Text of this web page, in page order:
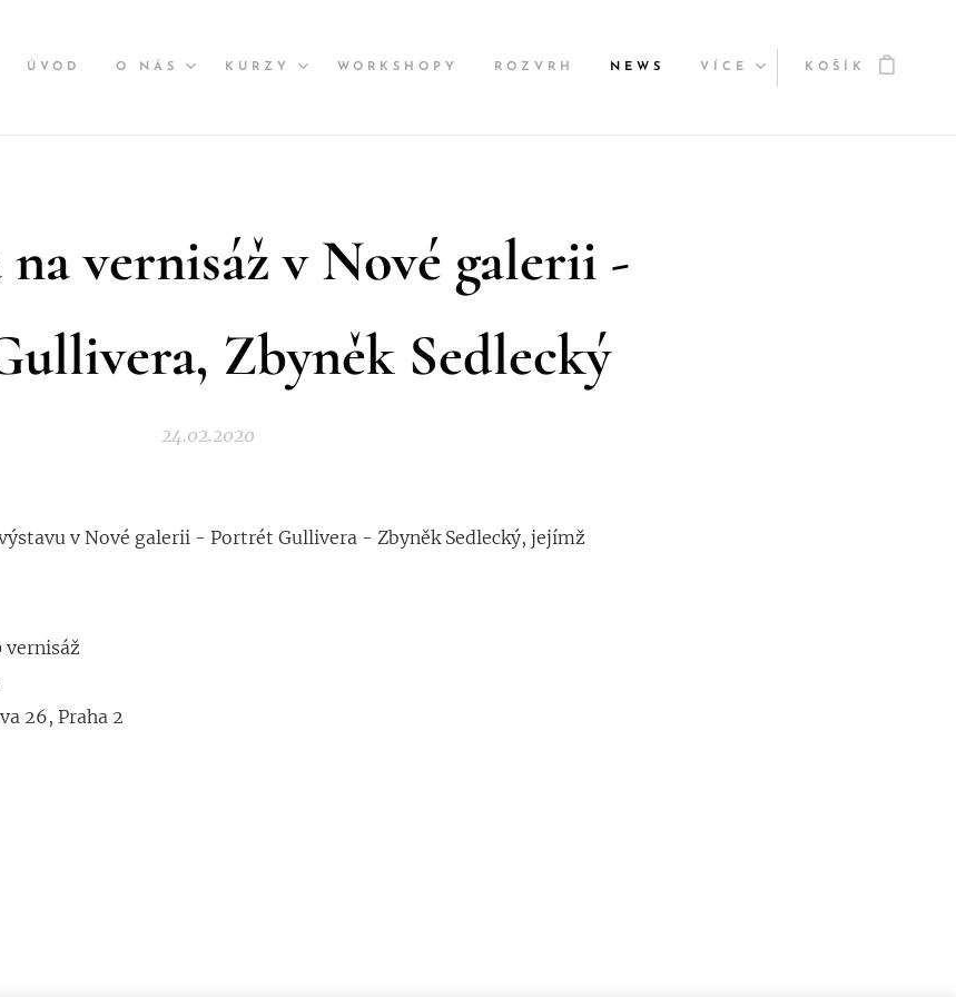
ÚVOD O NÁS KURZY WORKSHOPY ROZVRH NEWS VÍCE KOŠÍK
na vernisáž v Nové galerii -
Zbyněk Sedlecký
24.02.2020
v Nové galerii - Portrét Gullivera - Zbyněk Sedlecký, jejímž
vernisáž
26, Praha 2